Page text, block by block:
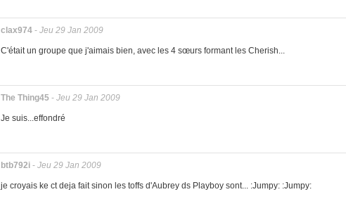
clax974 - Jeu 29 Jan 2009
C'était un groupe que j'aimais bien, avec les 4 sœurs formant les Cherish...
The Thing45 - Jeu 29 Jan 2009
Je suis...effondré
btb792i - Jeu 29 Jan 2009
je croyais ke ct deja fait sinon les toffs d'Aubrey ds Playboy sont... :Jumpy: :Jumpy: